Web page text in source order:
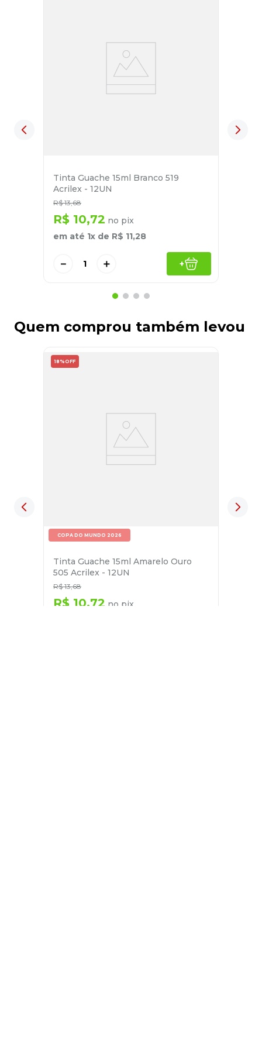
Tinta Guache 15ml Branco 519
Acrilex - 12UN
R$ 13,68
R$ 10,72 no pix
em até 1x de R$ 11,28
＋
－ +
Quem comprou também levou
18% OFF
COPA DO MUNDO 2026
Tinta Guache 15ml Amarelo Ouro
505 Acrilex - 12UN
R$ 13,68
R$ 10,72 no pix